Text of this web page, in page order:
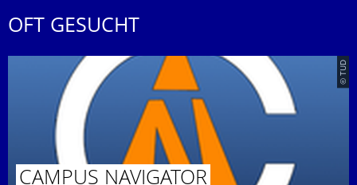
OFT GESUCHT
© TUD
CAMPUS NAVIGATOR